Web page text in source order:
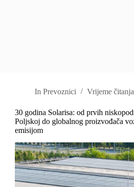
In Prevoznici Vrijeme čitanja
30 godina Solarisa: od prvih
Poljskoj do globalnog proizvođača
emisijom